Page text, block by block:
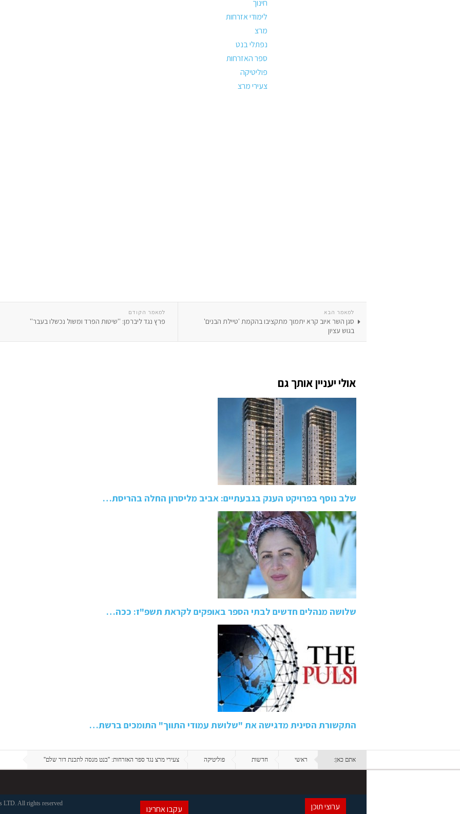
חינוך
לימודי אזרחות
מרצ
נפתלי בנט
ספר האזרחות
פוליטיקה
צעירי מרצ
למאמר הקודם
פרץ נגד ליברמן: ''שיטות הפרד ומשול נכשלו בעבר''
למאמר הבא
סגן השר איוב קרא יתמוך מתקציבו בהקמת 'טיילת הבנים'
בגוש עציון
אולי יעניין אותך גם
שלב נוסף בפרויקט הענק בגבעתיים: אביב מליסרון החלה בהריסת…
שלושה מנהלים חדשים לבתי הספר באופקים לקראת תשפ"ז: ככה…
התקשורת הסינית מדגישה את "שלושת עמודי התווך" התומכים ברשת…
אתם כאן: ראשי חדשות פוליטיקה צעירי מרצ נגד ספר האזרחות: ''בנט מנסה לתכנת דור שלם''
ערוצי תוכן עקבו אחרינו
LTD. All rights reserved